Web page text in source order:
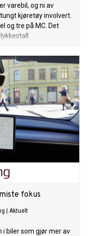
varebil, og ni av
kjøretøy involvert.
og tre på MC. Det
fokus
Aktuelt
i biler som gjør mer av